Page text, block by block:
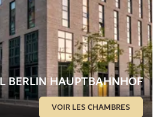
BERLIN HAUPTBAHNHOF
VOIR LES CHAMBRES